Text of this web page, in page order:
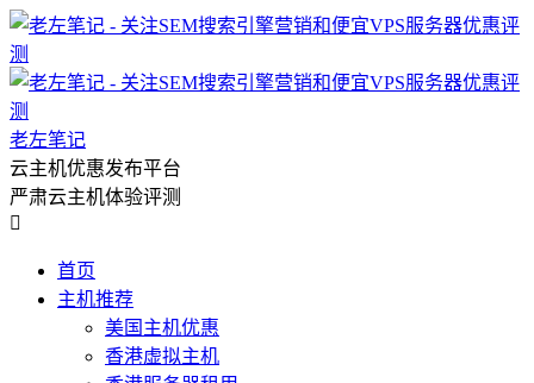
老左笔记
云主机优惠发布平台
严肃云主机体验评测

首页
主机推荐
美国主机优惠
香港虚拟主机